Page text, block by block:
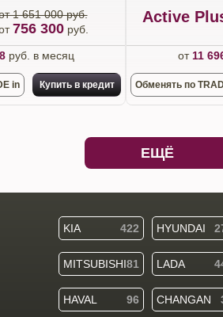
1 651 000 руб.
756 300руб.
руб. в месяц
in Купить в кредит
Active
от 11
Обменять по
ЕЩЁ
KIA 422 HYUNDAI
MITSUBISHI81 LADA
HAVAL 96 CHANGAN